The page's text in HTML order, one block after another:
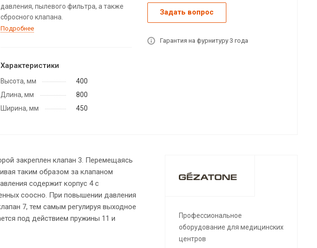
давления, пылевого фильтра, а также
сбросного клапана.
Подробнее
Характеристики
Высота, мм
400
Длина, мм
800
Ширина, мм
450
Задать вопрос
Гарантия на фурнитуру 3 года
закреплен клапан 3. Перемещаясь
таким образом за клапаном
содержит корпус 4 с
соосно. При повышении давления
7, тем самым регулируя выходное
под действием пружины 11 и
Профессиональное
оборудование для медицинских
центров